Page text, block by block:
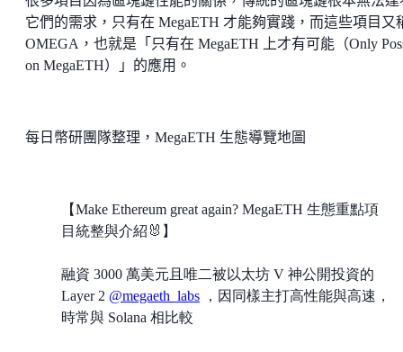
它們的需求，只有在 MegaETH 才能夠實踐，而這些項目又
OMEGA，也就是「只有在 MegaETH 上才有可能（Only
on MegaETH）」的應用。
每日幣研團隊整理，MegaETH 生態導覽地圖
【Make Ethereum great again? MegaETH 生態重點項
目統整與介紹🐰】
融資 3000 萬美元且唯二被以太坊 V 神公開投資的
Layer 2 @megaeth_labs ，因同樣主打高性能與高速，
時常與 Solana 相比較